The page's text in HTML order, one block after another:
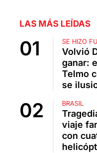
LAS MÁS LEÍDAS
SE HIZO
Volvió
ganar:
Telmo
se
BRASIL
viaje
con